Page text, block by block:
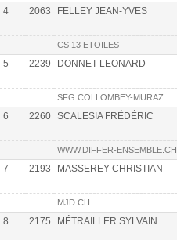
4 2063 FELLEY JEAN-YVES
CS 13 ETOILES
5 2239 DONNET LEONARD
SFG COLLOMBEY-MURAZ
6 2260 SCALESIA FRÉDÉRIC
WWW.DIFFER-ENSEMBLE.CH
7 2193 MASSEREY CHRISTIAN
MJD.CH
8 2175 MÉTRAILLER SYLVAIN